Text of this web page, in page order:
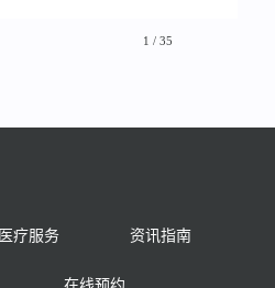
1 / 35
医疗服务 资讯指南